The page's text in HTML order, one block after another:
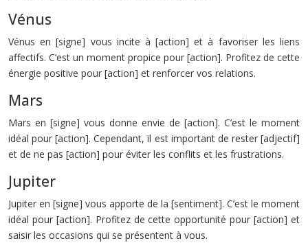
Vénus
Vénus en [signe] vous incite à [action] et à favoriser les liens
affectifs. C’est un moment propice pour [action]. Profitez de cette
énergie positive pour [action] et renforcer vos relations.
Mars
Mars en [signe] vous donne envie de [action]. C’est le moment
idéal pour [action]. Cependant, il est important de rester [adjectif]
et de ne pas [action] pour éviter les conflits et les frustrations.
Jupiter
Jupiter en [signe] vous apporte de la [sentiment]. C’est le moment
idéal pour [action]. Profitez de cette opportunité pour [action] et
saisir les occasions qui se présentent à vous.